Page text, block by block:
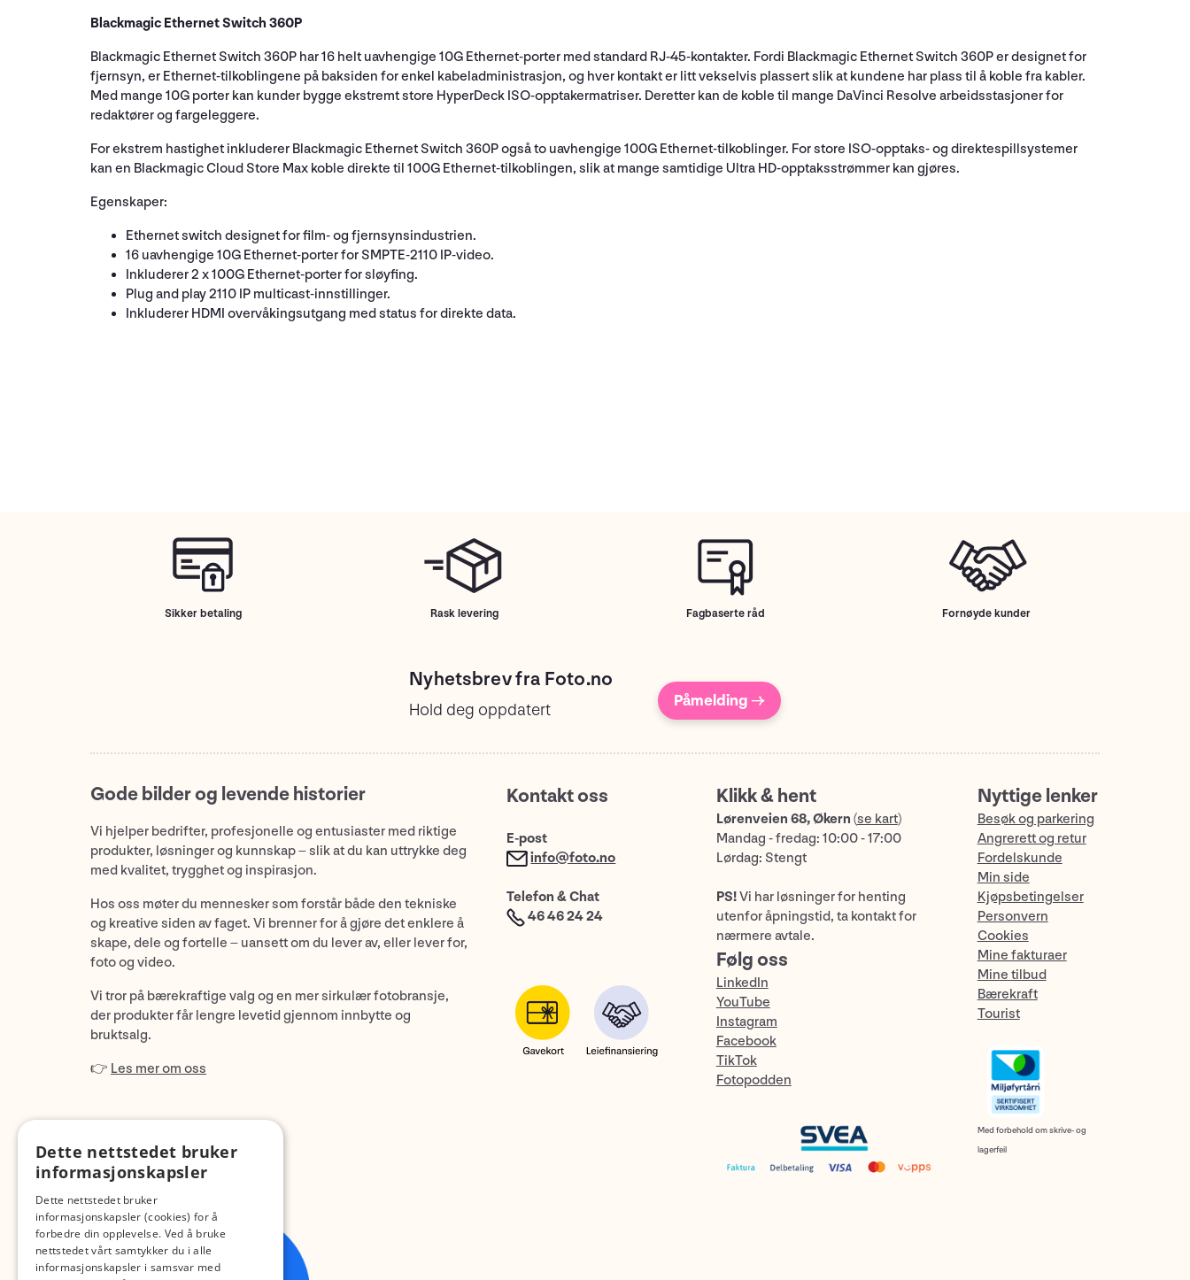
Blackmagic Ethernet Switch 360P
Blackmagic Ethernet Switch 360P har 16 helt uavhengige 10G Ethernet-porter med standard RJ-45-kontakter. Fordi Blackmagic Ethernet Switch 360P er designet for
fjernsyn, er Ethernet-tilkoblingene på baksiden for enkel kabeladministrasjon, og hver kontakt er litt vekselvis plassert slik at kundene har plass til å koble fra kabler.
Med mange 10G porter kan kunder bygge ekstremt store HyperDeck ISO-opptakermatriser. Deretter kan de koble til mange DaVinci Resolve arbeidsstasjoner for
redaktører og fargeleggere.
For ekstrem hastighet inkluderer Blackmagic Ethernet Switch 360P også to uavhengige 100G Ethernet-tilkoblinger. For store ISO-opptaks- og direktespillsystemer
kan en Blackmagic Cloud Store Max koble direkte til 100G Ethernet-tilkoblingen, slik at mange samtidige Ultra HD-opptaksstrømmer kan gjøres.
Egenskaper:
Ethernet switch designet for film- og fjernsynsindustrien.
16 uavhengige 10G Ethernet-porter for SMPTE-2110 IP-video.
Inkluderer 2 x 100G Ethernet-porter for sløyfing.
Plug and play 2110 IP multicast-innstillinger.
Inkluderer HDMI overvåkingsutgang med status for direkte data.
Sikker betaling Rask levering Fagbaserte råd Fornøyde kunder
Nyhetsbrev fra Foto.no
Hold deg oppdatert Påmelding →
Gode bilder og levende historier
Vi hjelper bedrifter, profesjonelle og entusiaster med riktige
produkter, løsninger og kunnskap – slik at du kan uttrykke deg
med kvalitet, trygghet og inspirasjon.
Hos oss møter du mennesker som forstår både den tekniske
og kreative siden av faget. Vi brenner for å gjøre det enklere å
skape, dele og fortelle – uansett om du lever av, eller lever for,
foto og video.
Vi tror på bærekraftige valg og en mer sirkulær fotobransje,
der produkter får lengre levetid gjennom innbytte og
bruktsalg.
👉 Les mer om oss
Kontakt oss
E-post
info@foto.no
Telefon & Chat
46 46 24 24
Klikk & hent
Lørenveien 68, Økern (se kart)
Mandag - fredag: 10:00 - 17:00
Lørdag: Stengt
PS!Vi har løsninger for henting
utenfor åpningstid, ta kontakt for
nærmere avtale.
Følg oss
LinkedIn
YouTube
Instagram
Facebook
TikTok
Fotopodden
Nyttige lenker
Besøk og parkering
Angrerett og retur
Fordelskunde
Min side
Kjøpsbetingelser
Personvern
Cookies
Mine fakturaer
Mine tilbud
Bærekraft
Tourist
Med forbehold om skrive- og
lagerfeil
Dette nettstedet bruker
informasjonskapsler
Dette nettstedet bruker
informasjonskapsler (cookies) for å
forbedre din opplevelse. Ved å bruke
nettstedet vårt samtykker du i alle
informasjonskapsler i samsvar med